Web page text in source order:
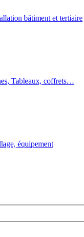
bâtiment et tertiaire
Tableaux, coffrets…
équipement